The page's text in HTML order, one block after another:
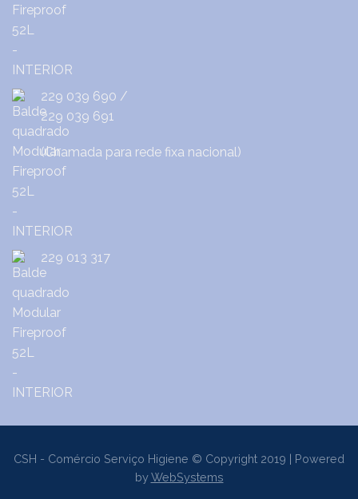
229 039 690 /
229 039 691
(Chamada para rede fixa nacional)
229 013 317
CSH - Comércio Serviço Higiene © Copyright 2019 | Powered
byWebSystems